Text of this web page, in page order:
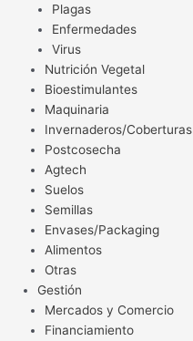
Plagas
Enfermedades
Virus
Nutrición Vegetal
Bioestimulantes
Maquinaria
Invernaderos/Coberturas
Postcosecha
Agtech
Suelos
Semillas
Envases/Packaging
Alimentos
Otras
Gestión
Mercados y Comercio
Financiamiento